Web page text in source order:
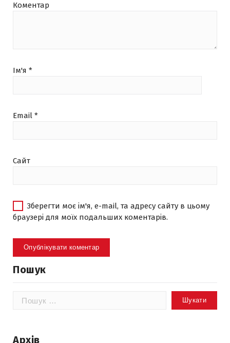
Коментар
Ім'я *
Email *
Сайт
Зберегти моє ім'я, e-mail, та адресу сайту в цьому
браузері для моїх подальших коментарів.
Пошук
Пошук:
Архів